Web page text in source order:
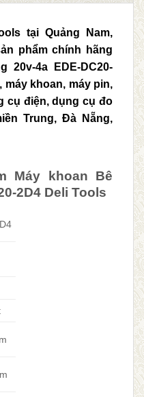
tại Quảng Nam,
phẩm chính hãng
20v-4a EDE-DC20-
khoan, máy pin,
cụ điện, dụng cụ đo
Trung, Đà Nẵng,
Máy khoan Bê
2D4 Deli Tools